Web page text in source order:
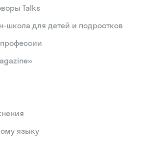
Talks
школа для детей и подростков
языку